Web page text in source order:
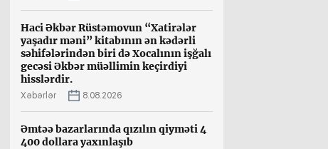
Haci Əkbər Rüstəmovun “Xatirələr
yaşadır məni” kitabının ən kədərli
səhifələrindən biri də Xocalının işğalı
gecəsi Əkbər müəllimin keçirdiyi
hisslərdir.
Xəbərlər 8.08.2026
Əmtəə bazarlarında qızılın qiyməti 4
400 dollara yaxınlaşıb